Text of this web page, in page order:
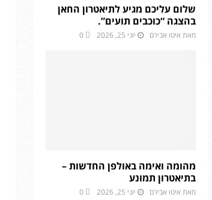
שלום עליכם מגיע לתיאטרון החאן
בהצגה “כוכבים תועים”.
מאת איטו אבירם יוני 25, 2026 0
מהומה ואימה באולפן החדשות –
בתיאטרון תמונע
מאת איטו אבירם יוני 25, 2026 0